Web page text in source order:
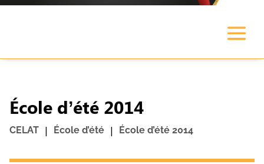
École d’été 2014
CELAT | École d’été | École d’été 2014